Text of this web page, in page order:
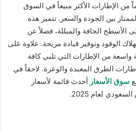
من الإطارات الأكثر مبيعاً في السوق
بين الجودة والسعر. تتميز هذه
الأسطح الجافة والمبللة، فضلاً عن
الوقود وتوفير قيادة مريحة. علاوة على
واسعة من الإطارات التي تلبي كافة
الطرق المعبدة والوعرة. لاحقاً في
سوق الأسعار أحدث قائمة لأسعار
لعام 2025.